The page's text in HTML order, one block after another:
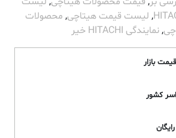
, لیست قیمت هیتاچی, محصولات
,نمایندگی HITACHI خیر
بازار
کشور